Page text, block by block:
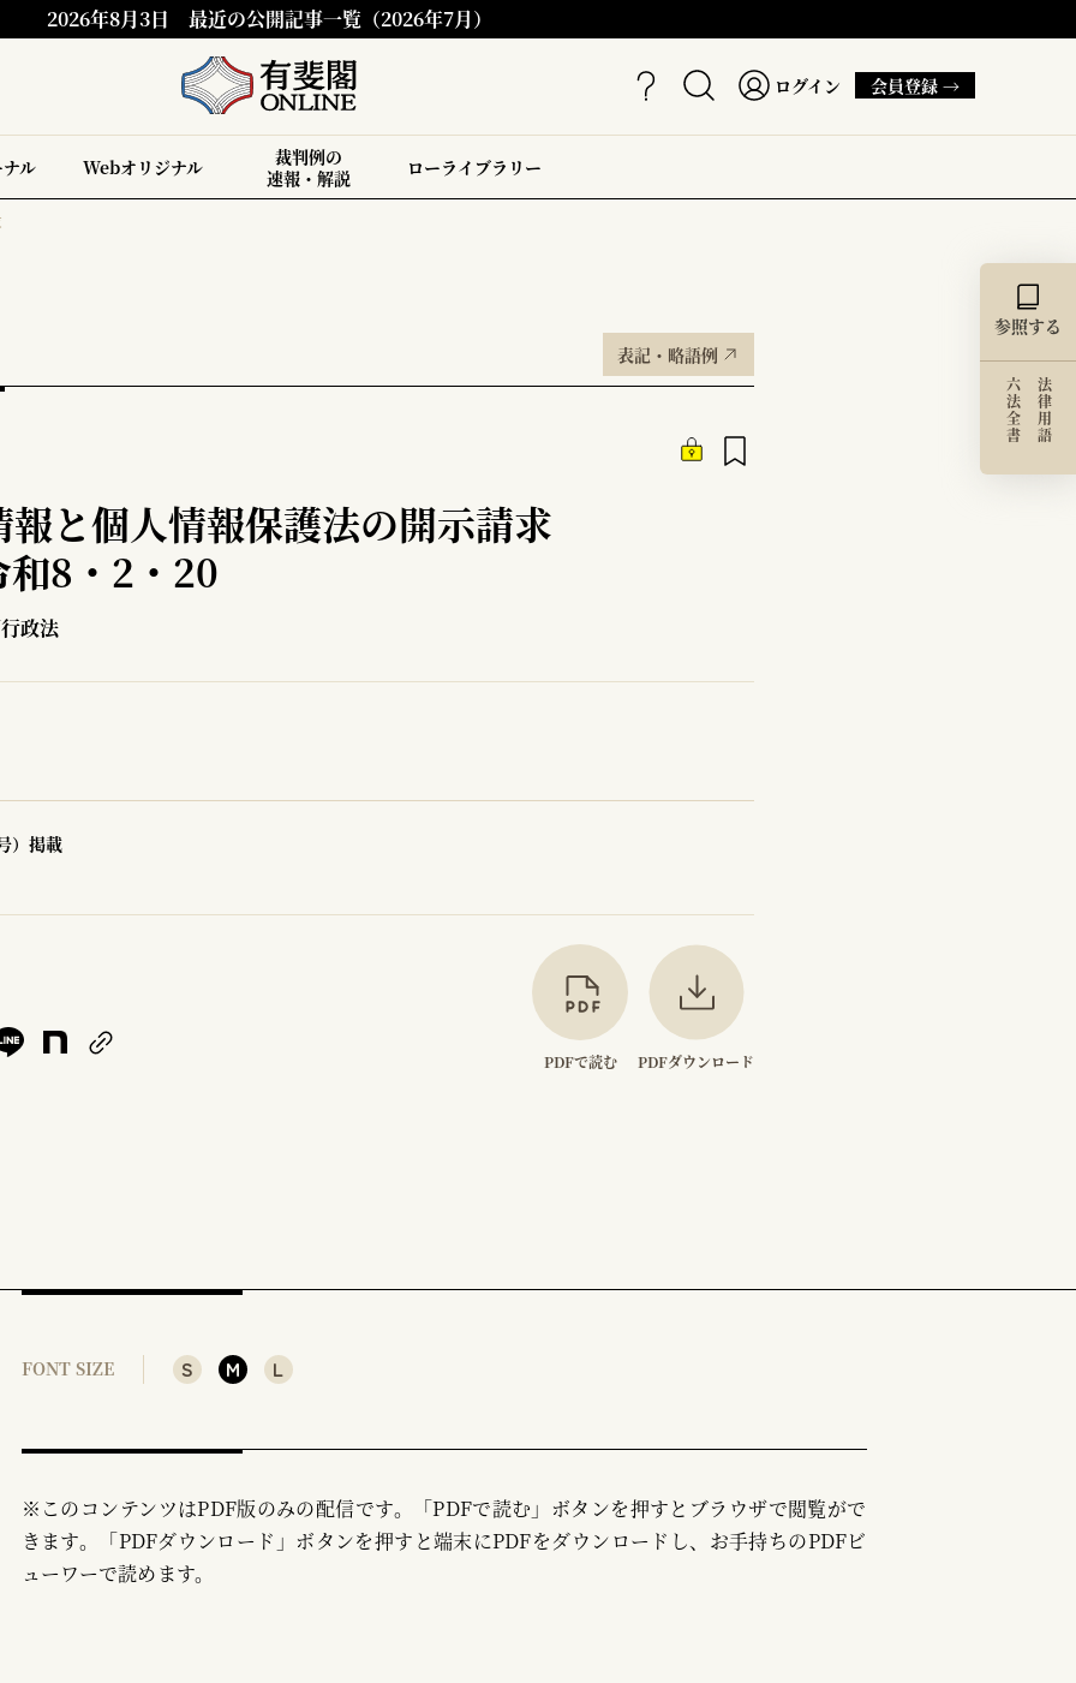
2026年8月3日 最近の公開記事一覧（2026年7月）
ログイン 会員登録 →
ル Webオリジナル
裁判例の
速報・解説
ローライブラリー
表記・略語例
と個人情報保護法の開示請求
8・2・20
政法
）掲載
PDFで読む PDFダウンロード
参照する
法律用語
六法全書
FONT SIZE S M L
※このコンテンツはPDF版のみの配信です。「PDFで読む」ボタンを押すとブラウザで閲覧がで
きます。「PDFダウンロード」ボタンを押すと端末にPDFをダウンロードし、お手持ちのPDFビ
ューワーで読めます。